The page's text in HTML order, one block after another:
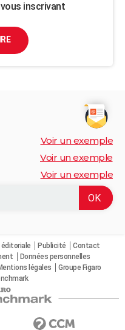
inscrivant
Voir un exemple
Voir un exemple
Voir un exemple
Publicité
Contact
Données personnelles
légales
Groupe Figaro